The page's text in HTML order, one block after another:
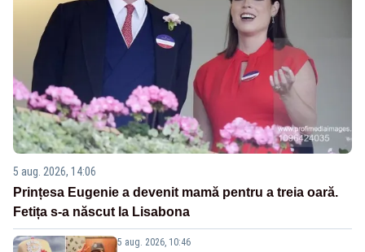
5 aug. 2026, 14:06
Prințesa Eugenie a devenit mamă pentru a treia oară.
Fetița s-a născut la Lisabona
5 aug. 2026, 10:46